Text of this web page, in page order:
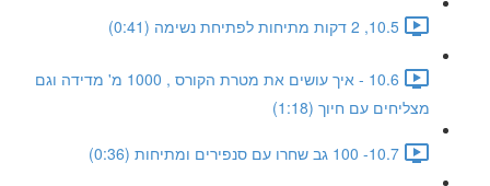
10.5, 2 דקות מתיחות לפתיחת נשימה (0:41)
10.6 - איך עושים את מטרת הקורס , 1000 מ' מדידה וגם
מצליחים עם חיוך (1:18)
10.7- 100 גב שחרו עם סנפירים ומתיחות (0:36)